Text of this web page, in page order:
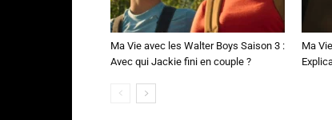
Ma Vie avec les Walter Boys Saison 3 :
Avec qui Jackie fini en couple ?
Ma